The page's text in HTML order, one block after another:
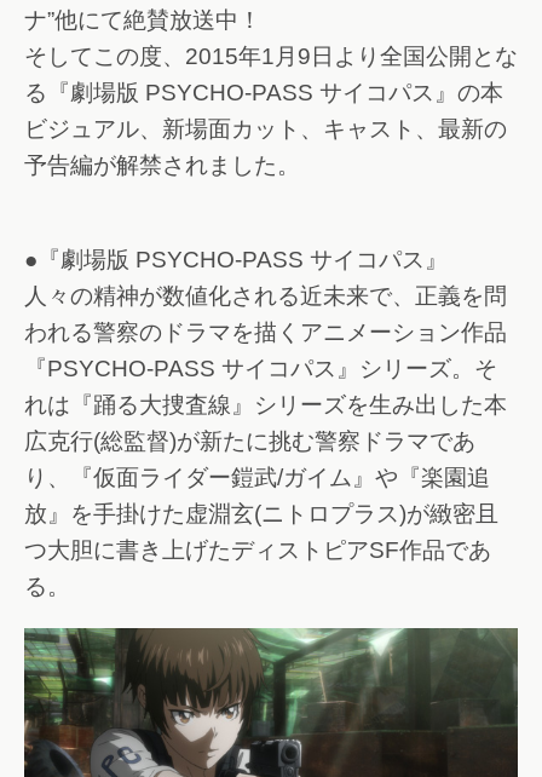
ナ”他にて絶賛放送中！
そしてこの度、2015年1月9日より全国公開とな
る『劇場版 PSYCHO-PASS サイコパス』の本
ビジュアル、新場面カット、キャスト、最新の
予告編が解禁されました。
●『劇場版 PSYCHO-PASS サイコパス』
人々の精神が数値化される近未来で、正義を問
われる警察のドラマを描くアニメーション作品
『PSYCHO-PASS サイコパス』シリーズ。そ
れは『踊る大捜査線』シリーズを生み出した本
広克行(総監督)が新たに挑む警察ドラマであ
り、『仮面ライダー鎧武/ガイム』や『楽園追
放』を手掛けた虚淵玄(ニトロプラス)が緻密且
つ大胆に書き上げたディストピアSF作品であ
る。